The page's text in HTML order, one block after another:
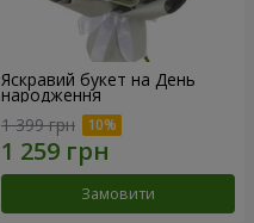
Яскравий букет на День
народження
1 399 грн
Замовити